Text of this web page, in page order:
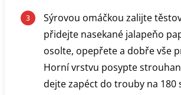
Sýrovou omáčkou zalijte
přidejte nasekané jalapeňo
osolte, opepřete a dobře vše
Horní vrstvu posypte
dejte zapéct do trouby na 180